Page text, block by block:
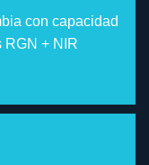
con capacidad
RGN + NIR